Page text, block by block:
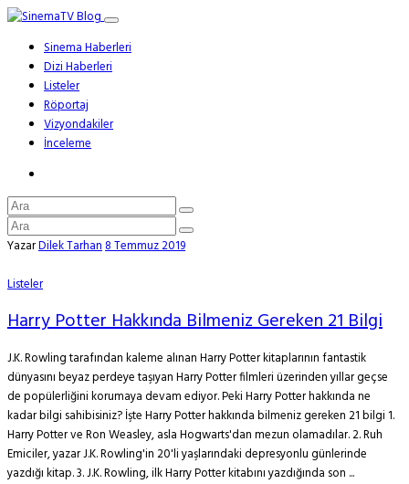
Sinema Haberleri
Dizi Haberleri
Listeler
Röportaj
Vizyondakiler
İnceleme
YazarDilek Tarhan8 Temmuz 2019
Listeler
Harry Potter Hakkında Bilmeniz Gereken 21 Bilgi
J.K. Rowling tarafından kaleme alınan Harry Potter kitaplarının fantastik
dünyasını beyaz perdeye taşıyan Harry Potter filmleri üzerinden yıllar geçse
de popülerliğini korumaya devam ediyor. Peki Harry Potter hakkında ne
kadar bilgi sahibisiniz? İşte Harry Potter hakkında bilmeniz gereken 21 bilgi 1.
Harry Potter ve Ron Weasley, asla Hogwarts'dan mezun olamadılar. 2. Ruh
Emiciler, yazar J.K. Rowling'in 20'li yaşlarındaki depresyonlu günlerinde
yazdığı kitap. 3. J.K. Rowling, ilk Harry Potter kitabını yazdığında son ...